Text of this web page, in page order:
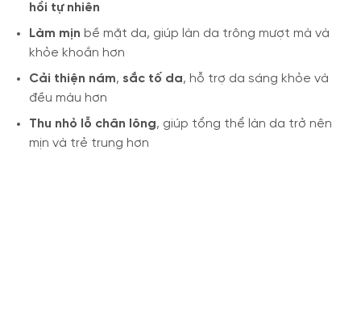
hồi tự nhiên
Làm mịn bề mặt da, giúp làn da trông mượt mà và
khỏe khoắn hơn
Cải thiện nám, sắc tố da, hỗ trợ da sáng khỏe và
đều màu hơn
Thu nhỏ lỗ chân lông, giúp tổng thể làn da trở nên
mịn và trẻ trung hơn